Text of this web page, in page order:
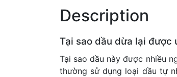
Description
Tại sao dầu dừa lại được
Tại sao dầu này được nhiều
thường sử dụng loại dầu tự